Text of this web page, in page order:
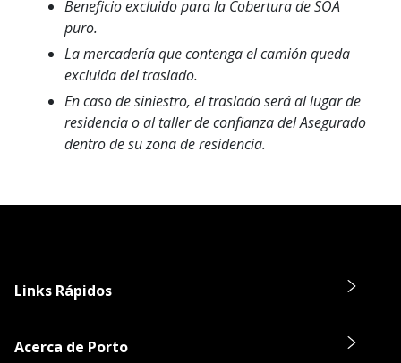
Beneficio excluido para la Cobertura de SOA
puro.
La mercadería que contenga el camión queda
excluida del traslado.
En caso de siniestro, el traslado será al lugar de
residencia o al taller de confianza del Asegurado
dentro de su zona de residencia.
Links Rápidos
Acerca de Porto